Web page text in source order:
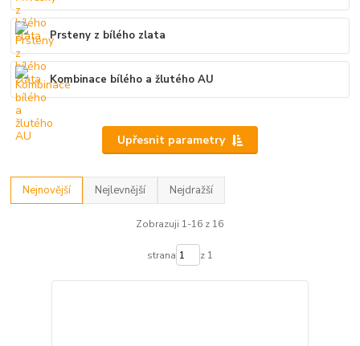
Prsteny z bílého zlata
Kombinace bílého a žlutého AU
Upřesnit parametry
Nejnovější Nejlevnější Nejdražší
Zobrazuji 1-16 z 16
strana z 1